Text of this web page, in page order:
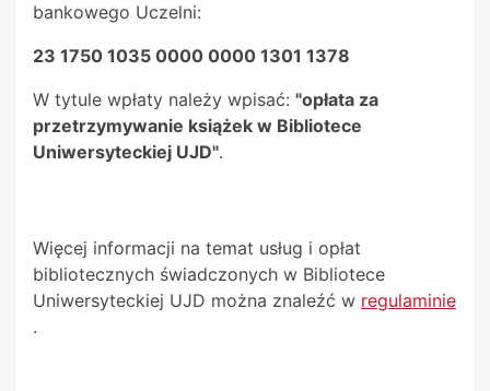
bankowego Uczelni:
23 1750 1035 0000 0000 1301 1378
W tytule wpłaty należy wpisać: "opłata za
przetrzymywanie książek w Bibliotece
Uniwersyteckiej UJD".
Więcej informacji na temat usług i opłat
bibliotecznych świadczonych w Bibliotece
Uniwersyteckiej UJD można znaleźć w regulaminie
.